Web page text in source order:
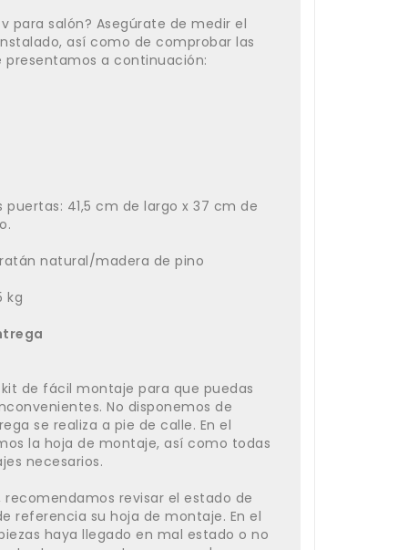
para salón? Asegúrate de medir el
así como de comprobar las
a continuación:
41,5 cm de largo x 37 cm de
natural/madera de pino
kg
de fácil montaje para que puedas
No disponemos de
se realiza a pie de calle. En el
la hoja de montaje, así como todas
necesarios.
recomendamos revisar el estado de
referencia su hoja de montaje. En el
haya llegado en mal estado o no